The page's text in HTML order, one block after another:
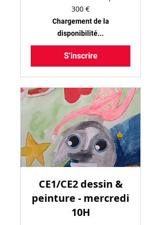
300 €
Chargement de la
disponibilité...
S'inscrire
CE1/CE2 dessin &
peinture - mercredi
10H